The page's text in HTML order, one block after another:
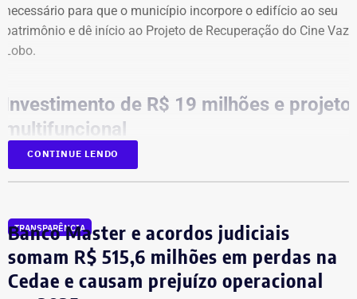
atividades ao ar livre, não se abrigue sob árvores devido
ao risco de quedas e fique atenta aos comunicados da
Defesa Civil ao longo do dia.
necessário para que o município incorpore o edifício ao seu
patrimônio e dê início ao Projeto de Recuperação do Cine Vaz
Lobo.
Investimento de R$ 19 milhões e projeto
multifuncional
O decreto viabiliza o plano municipal que prevê um
original, a aquisição de mobiliário e a instalação de
equipamentos para som e projeção.
O objetivo é transformar o prédio, fechado há décadas, em
CONTINUE LENDO
TRANSPARÊNCIA
Banco Master e acordos judiciais
somam R$ 515,6 milhões em perdas na
Cedae e causam prejuízo operacional